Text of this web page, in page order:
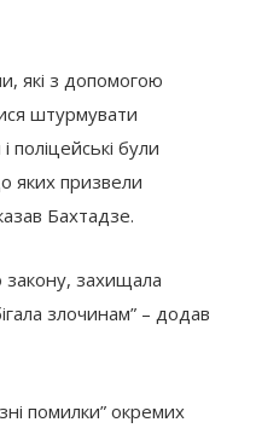
які з допомогою
штурмувати
були
яких призвели
Бахтадзе.
закону, захищала
злочинам” – додав
помилки” окремих